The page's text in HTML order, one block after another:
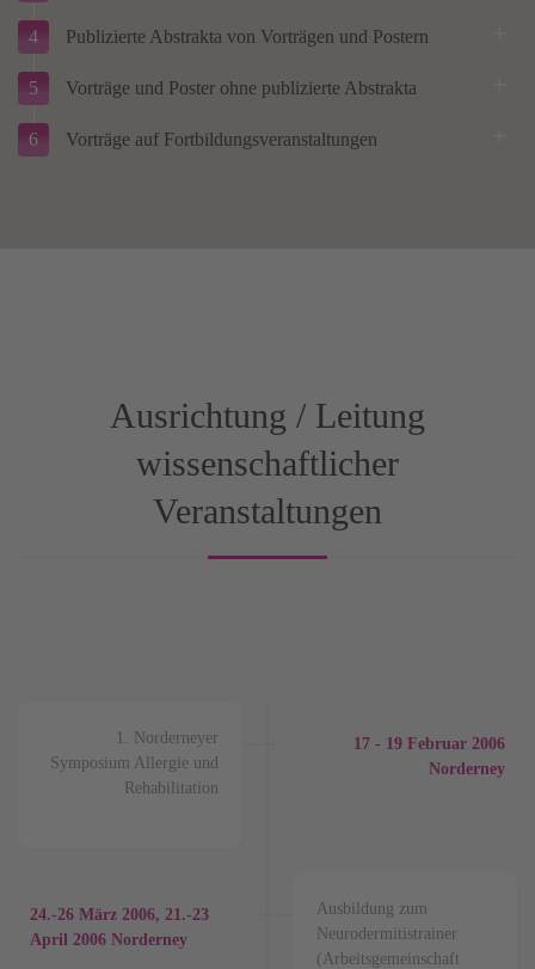
4 Publizierte Abstrakta von Vorträgen und Postern
5 Vorträge und Poster ohne publizierte Abstrakta
6 Vorträge auf Fortbildungsveranstaltungen
Ausrichtung / Leitung
wissenschaftlicher
Veranstaltungen
17 - 19 Februar 2006
Norderney
1. Norderneyer
Symposium Allergie und
Rehabilitation
24.-26 März 2006, 21.-23
April 2006 Norderney
Ausbildung zum
Neurodermitistrainer
(Arbeitsgemeinschaft